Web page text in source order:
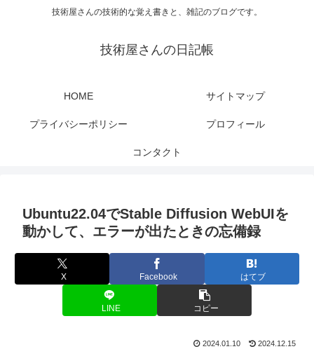
技術屋さんの技術的な覚え書きと、雑記のブログです。
技術屋さんの日記帳
HOME サイトマップ
プライバシーポリシー プロフィール
コンタクト
Ubuntu22.04でStable Diffusion WebUIを
動かして、エラーが出たときの忘備録
X Facebook はてブ
LINE コピー
2024.01.10 2024.12.15